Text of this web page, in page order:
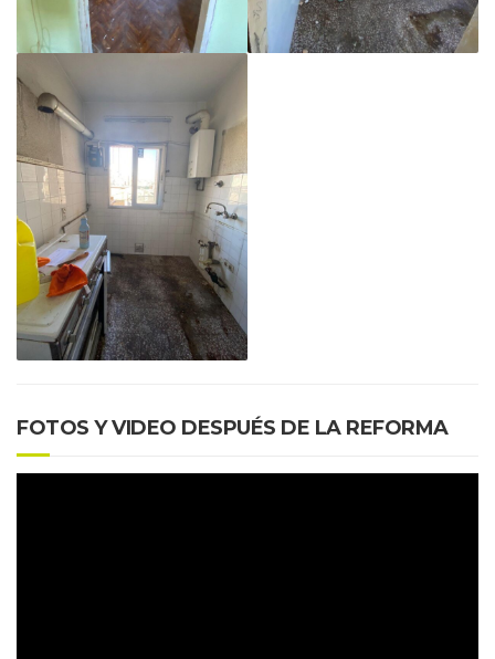
FOTOS Y VIDEO DESPUÉS DE LA REFORMA